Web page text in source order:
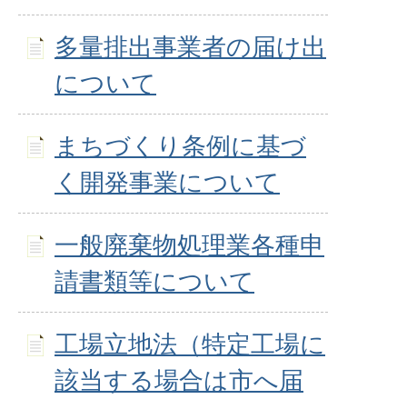
多量排出事業者の届け出
について
まちづくり条例に基づ
く開発事業について
一般廃棄物処理業各種申
請書類等について
工場立地法（特定工場に
該当する場合は市へ届